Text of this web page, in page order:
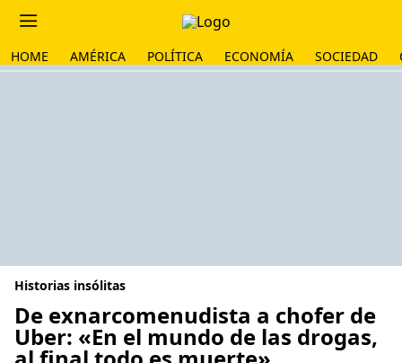
HOME AMÉRICA POLÍTICA ECONOMÍA SOCIEDAD
Historias insólitas
De exnarcomenudista a chofer de
Uber: «En el mundo de las drogas,